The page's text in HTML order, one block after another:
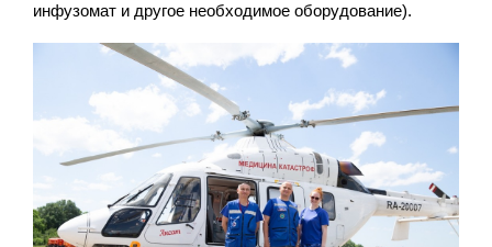
инфузомат и другое необходимое оборудование).